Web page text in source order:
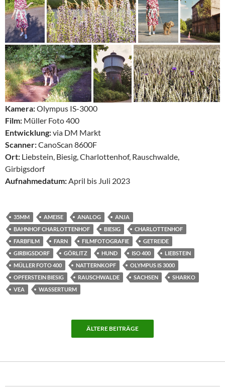
Kamera:Olympus IS-3000
Film: Müller Foto 400
Entwicklung:via DM Markt
Scanner:CanoScan 8600F
Ort: Liebstein, Biesig, Charlottenhof, Rauschwalde,
Girbigsdorf
Aufnahmedatum:April bis Juli 2023
35MM AMEISE ANALOG
ANJA
BAHNHOF CHARLOTTENHOF
BIESIG
CHARLOTTENHOF
FARBFILM
FARN FILMFOTOGRAFIE
GETREIDE
GIRBIGSDORF
GÖRLITZ HUND ISO 400
LIEBSTEIN
MÜLLER FOTO 400
NATTERNKOPF
OLYMPUS IS 3000
OPFERSTEIN BIESIG
RAUSCHWALDE SACHSEN
SHARKO
VEA
WASSERTURM
ÄLTERE BEITRÄGE